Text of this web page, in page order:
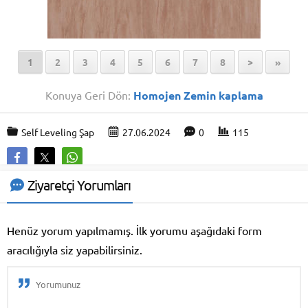
1 2 3 4 5 6 7 8 > »
Konuya Geri Dön: Homojen Zemin kaplama
Self Leveling Şap 27.06.2024 0 115
Ziyaretçi Yorumları
Henüz yorum yapılmamış. İlk yorumu aşağıdaki form
aracılığıyla siz yapabilirsiniz.